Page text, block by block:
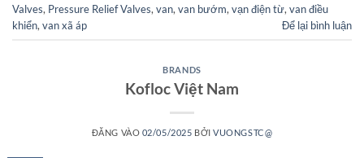
Valves, Pressure Relief Valves, van, van bướm, vạn điện từ, van điều
khiển, van xã áp Để lại bình luận
BRANDS
Kofloc Việt Nam
ĐĂNG VÀO 02/05/2025 BỞIVUONGSTC@